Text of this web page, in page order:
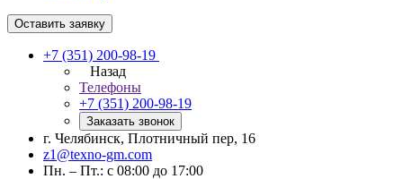
Оставить заявку
+7 (351) 200-98-19
Назад
Телефоны
+7 (351) 200-98-19
Заказать звонок
г. Челябинск, Плотничный пер, 16
z1@texno-gm.com
Пн. – Пт.: с 08:00 до 17:00